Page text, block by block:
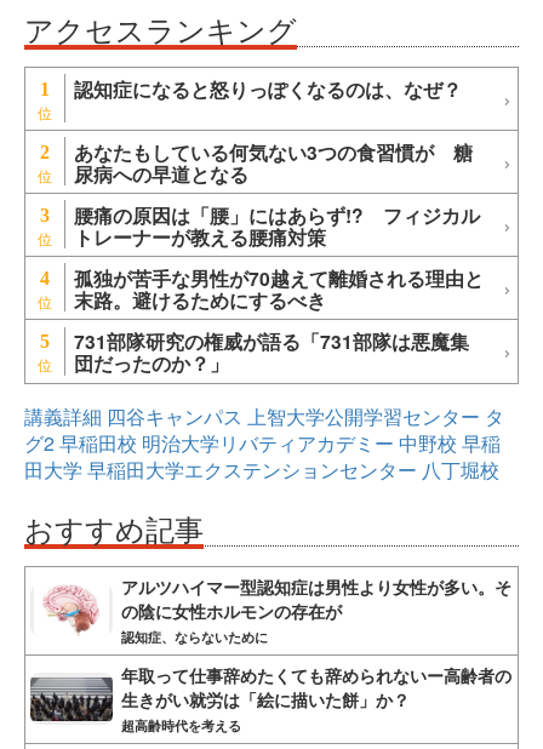
アクセスランキング
1 認知症になると怒りっぽくなるのは、なぜ？
2 あなたもしている何気ない3つの食習慣が 糖
尿病への早道となる
3 腰痛の原因は「腰」にはあらず!? フィジカル
トレーナーが教える腰痛対策
4 孤独が苦手な男性が70越えて離婚される理由と
末路。避けるためにするべき
5 731部隊研究の権威が語る「731部隊は悪魔集
団だったのか？」
講義詳細 四谷キャンパス 上智大学公開学習センター タ
グ2早稲田校 明治大学リバティアカデミー 中野校 早稲
田大学 早稲田大学エクステンションセンター 八丁堀校
おすすめ記事
アルツハイマー型認知症は男性より女性が多い。そ
の陰に女性ホルモンの存在が
認知症、ならないために
年取って仕事辞めたくても辞められないー高齢者の
生きがい就労は「絵に描いた餅」か？
超高齢時代を考える